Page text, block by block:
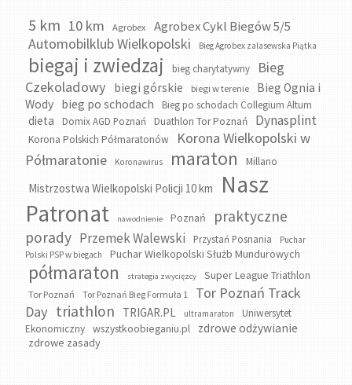
5 km 10 km Agrobex Agrobex Cykl Biegów 5/5
Automobilklub Wielkopolski Bieg Agrobex zalasewska Piątka
biegaj i zwiedzaj bieg charytatywny
Bieg
Czekoladowy
biegi górskie biegi w terenie
Bieg Ognia i
Wody bieg po schodach Bieg po schodach Collegium Altum
dieta Domix AGD Poznań Duathlon Tor Poznań Dynasplint
Korona Polskich Półmaratonów
Korona Wielkopolski w
Półmaratonie
Koronawirus maraton Millano
Mistrzostwa Wielkopolski Policji 10 km
Nasz
Patronat
nawodnienie Poznań
praktyczne
porady Przemek Walewski Przystań Posnania
Puchar
Polski PSP w biegach
Puchar Wielkopolski Służb Mundurowych
półmaraton strategia zwycięzcy Super League Triathlon
Tor Poznań Tor Poznań Bieg Formuła 1
Tor Poznań Track
Day triathlon TRIGAR.PL ultramaraton
Uniwersytet
Ekonomiczny
wszystkoobieganiu.pl zdrowe odżywianie
zdrowe zasady